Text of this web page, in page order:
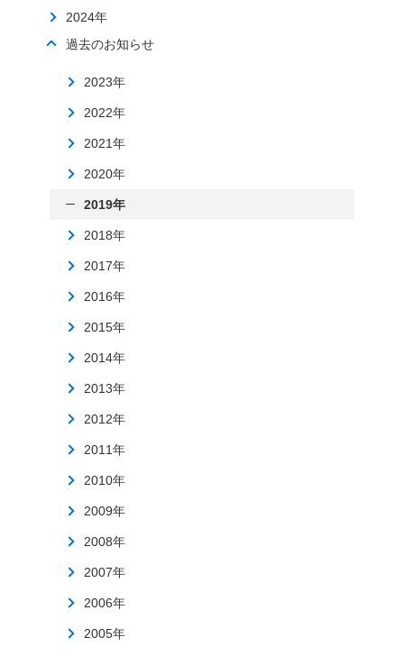
2024年
過去のお知らせ
2023年
2022年
2021年
2020年
2019年
2018年
2017年
2016年
2015年
2014年
2013年
2012年
2011年
2010年
2009年
2008年
2007年
2006年
2005年